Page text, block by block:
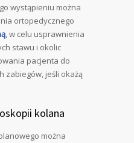
wystąpieniu można
ortopedycznego
, w celu usprawnienia
stawu i okolic
pacjenta do
zabiegów, jeśli okażą
kolana
można